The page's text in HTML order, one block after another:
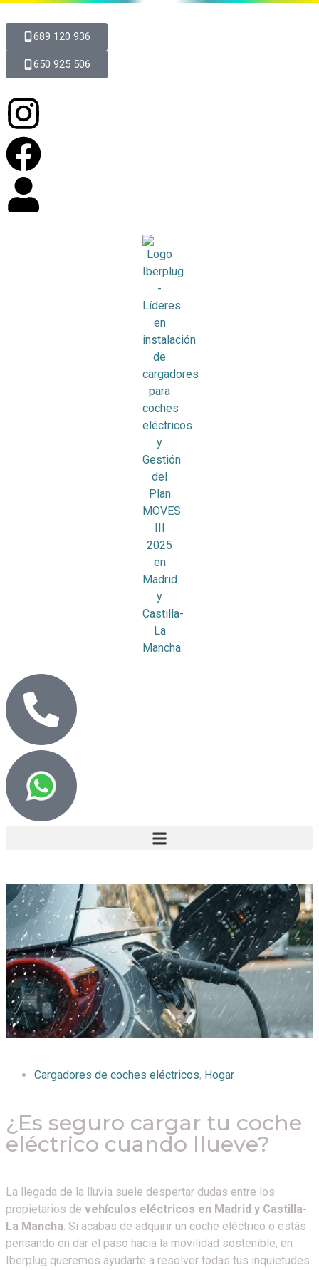
689 120 936
650 925 506
Cargadores de coches eléctricos, Hogar
¿Es seguro cargar tu coche
eléctrico cuando llueve?
La llegada de la lluvia suele despertar dudas entre los
propietarios de vehículos eléctricos en Madrid y Castilla-
La Mancha. Si acabas de adquirir un coche eléctrico o estás
pensando en dar el paso hacia la movilidad sostenible, en
Iberplug queremos ayudarte a resolver todas tus inquietudes